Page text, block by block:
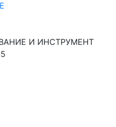
И ИНСТРУМЕНТ